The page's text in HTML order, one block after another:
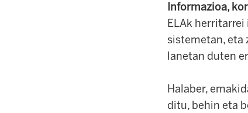
Informazioa,
ELAk
sistemetan, eta
lanetan duten
Halaber,
ditu, behin eta